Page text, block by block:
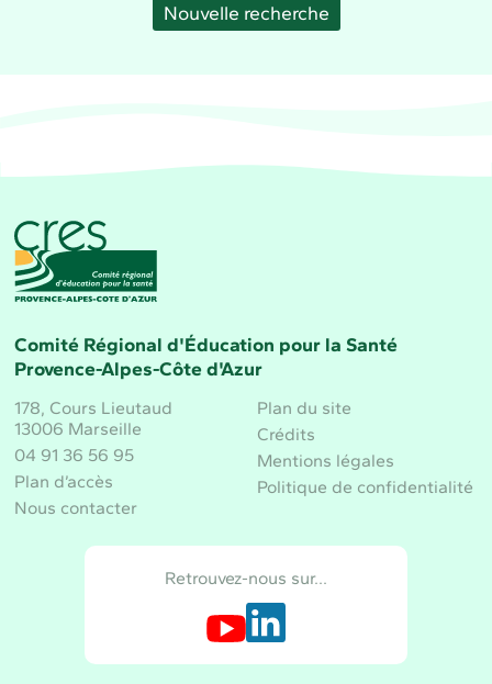
Nouvelle recherche
CRES Paca - Comité Régional d'Éducation pour la
Comité Régional d'Éducation pour la Santé
Provence-Alpes-Côte d'Azur
178, Cours Lieutaud
13006 Marseille
04 91 36 56 95
Plan d’accès
Nous contacter
Plan du site
Crédits
Mentions légales
Politique de confidentialité
Retrouvez-nous sur…
Retrouvez-nous sur Youtube
Retrouvez-nous sur LinkedIn